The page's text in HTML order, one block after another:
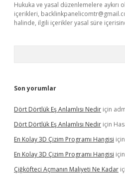
Hukuka ve yasal düzenlemelere aykırı
içerikleri,
halinde, ilgili içerikler yasal süre
Son yorumlar
Dört Dörtlük Eş Anlamlısı Nedir için
Dört Dörtlük Eş Anlamlısı Nedir için
En Kolay 3D Çizim Programı Hangisi için
En Kolay 3D Çizim Programı Hangisi için
Çiğköfteci Açmanın Maliyeti Ne Kadar